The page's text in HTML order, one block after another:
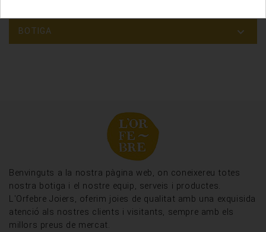
BOTIGA 
Benvinguts a la nostra pàgina web, on coneixereu totes
nostra botiga i el nostre equip, serveis i productes.
L'Orfebre Joiers, oferim joies de qualitat amb una exquisida
atenció als nostres clients i visitants, sempre amb els
millors preus de mercat.